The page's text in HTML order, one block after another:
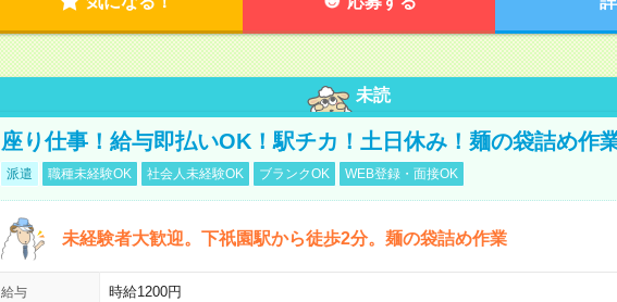
未読
座り仕事！給与即払いOK！駅チカ！土日休み！麺の袋詰め作
派遣 職種未経験OK 社会人未経験OK ブランクOK WEB登録・面接OK
未経験者大歓迎。下祇園駅から徒歩2分。麺の袋詰め作業
給与 時給1200円